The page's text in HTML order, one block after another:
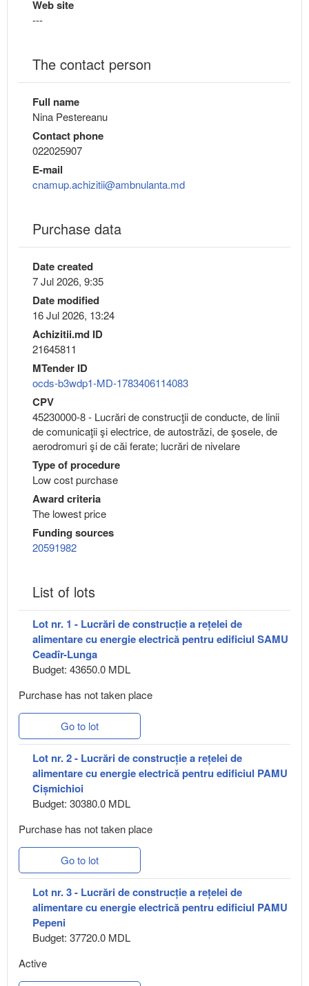
Web site
---
The contact person
Full name
Nina Pestereanu
Contact phone
022025907
E-mail
cnamup.achizitii@ambnulanta.md
Purchase data
Date created
7 Jul 2026, 9:35
Date modified
16 Jul 2026, 13:24
Achizitii.md ID
21645811
MTender ID
ocds-b3wdp1-MD-1783406114083
CPV
45230000-8 - Lucrări de construcţii de conducte, de linii
de comunicaţii şi electrice, de autostrăzi, de şosele, de
aerodromuri şi de căi ferate; lucrări de nivelare
Type of procedure
Low cost purchase
Award criteria
The lowest price
Funding sources
20591982
List of lots
Lot nr. 1 - Lucrări de construcție a rețelei de
alimentare cu energie electrică pentru edificiul SAMU
Ceadîr-Lunga
Budget: 43650.0 MDL
Purchase has not taken place
Go to lot
Lot nr. 2 - Lucrări de construcție a rețelei de
alimentare cu energie electrică pentru edificiul PAMU
Cișmichioi
Budget: 30380.0 MDL
Purchase has not taken place
Go to lot
Lot nr. 3 - Lucrări de construcție a rețelei de
alimentare cu energie electrică pentru edificiul PAMU
Pepeni
Budget: 37720.0 MDL
Active